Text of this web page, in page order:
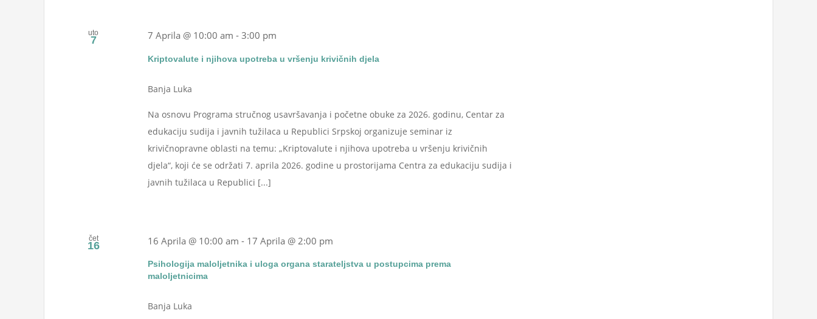
uto
7
Kriptovalute i njihova upotreba u vršenju krivičnih djela
7 Aprila @ 10:00 am -3:00 pm
Banja Luka
Na osnovu Programa stručnog usavršavanja i početne obuke za 2026. godinu, Centar za
edukaciju sudija i javnih tužilaca u Republici Srpskoj organizuje seminar iz
krivičnopravne oblasti na temu: „Kriptovalute i njihova upotreba u vršenju krivičnih
djela“, koji će se održati 7. aprila 2026. godine u prostorijama Centra za edukaciju sudija i
javnih tužilaca u Republici [...]
čet
16
Psihologija maloljetnika i uloga organa starateljstva u postupcima prema
maloljetnicima
16 Aprila @ 10:00 am - 17 Aprila @ 2:00 pm
Banja Luka